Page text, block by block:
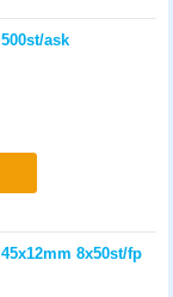
ask
8x50st/fp